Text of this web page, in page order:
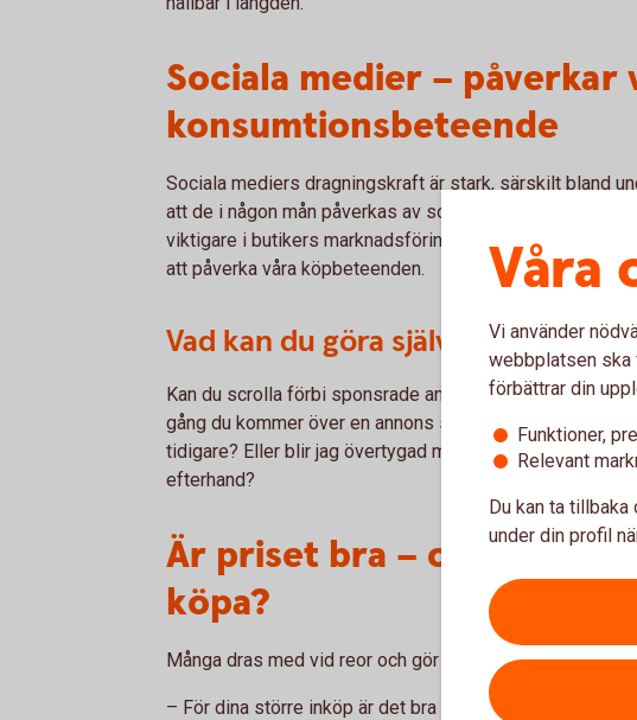
Sociala medier – påverkar
konsumtionsbeteende
Sociala mediers dragningskraft är stark, särskilt bland
att de i någon mån påverkas av sociala medier när de
viktigare i butikers marknadsföringsstrategier eftersom
att påverka våra köpbeteenden.
Vad kan du göra själv?
Kan du scrolla förbi sponsrade annonser på dina sociala
gång du kommer över en annons som är så där
tidigare? Eller blir jag övertygad med ett bra
efterhand?
Är priset bra – och är
köpa?
Många dras med vid reor och gör impulsköp som de
– För dina större inköp är det bra att tänka kostnad per
Våra
Vi använder
webbplatsen ska
förbättrar din
Funktioner,
Relevant
Du kan ta
under din profil